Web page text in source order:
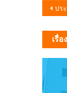
แ
เรื่อ
ประกาศเท
เรื่อ